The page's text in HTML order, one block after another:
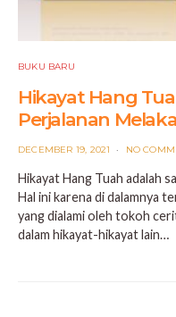
BUKU BARU
Hikayat Hang
Perjalanan
POSTED
DECEMBER 19, 2021 NO
Hikayat Hang Tuah adalah
Hal ini karena di dalamnya
yang dialami oleh tokoh
dalam hikayat-hikayat lain…